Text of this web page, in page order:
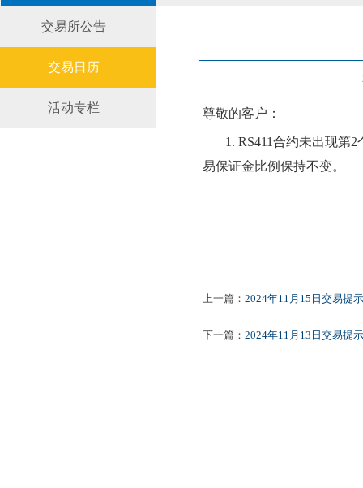
交易所公告
交易日历
活动专栏 尊敬的客户：
1. RS411合约未出现第2
易保证金比例保持不变。
上一篇： 2024年11月15日交易提示
下一篇： 2024年11月13日交易提示